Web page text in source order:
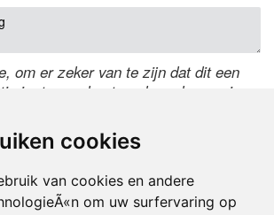
cookies
van cookies en andere
om uw surfervaring op
om er zeker van te zijn dat dit een
is, typ onderstaande code over in